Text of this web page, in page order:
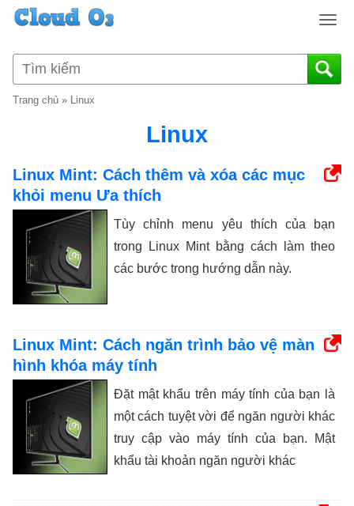
T
g
g
i
t
i
Trang chủ » Linux
Linux
Linux Mint: Cách thêm và xóa các mục
khỏi menu Ưa thích
Tùy chỉnh menu yêu thích của bạn
trong Linux Mint bằng cách làm theo
các bước trong hướng dẫn này.
Linux Mint: Cách ngăn trình bảo vệ màn
hình khóa máy tính
Đặt mật khẩu trên máy tính của bạn là
một cách tuyệt vời để ngăn người khác
truy cập vào máy tính của bạn. Mật
khẩu tài khoản ngăn người khác